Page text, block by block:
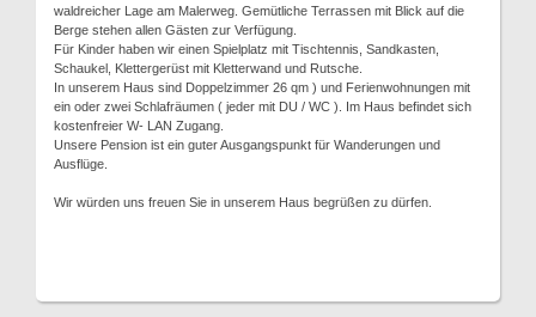
waldreicher Lage am Malerweg. Gemütliche Terrassen mit Blick auf die
Berge stehen allen Gästen zur Verfügung.
Für Kinder haben wir einen Spielplatz mit Tischtennis, Sandkasten,
Schaukel, Klettergerüst mit Kletterwand und Rutsche.
In unserem Haus sind Doppelzimmer 26 qm ) und Ferienwohnungen mit
ein oder zwei Schlafräumen ( jeder mit DU / WC ). Im Haus befindet sich
kostenfreier W- LAN Zugang.
Unsere Pension ist ein guter Ausgangspunkt für Wanderungen und
Ausflüge.
Wir würden uns freuen Sie in unserem Haus begrüßen zu dürfen.